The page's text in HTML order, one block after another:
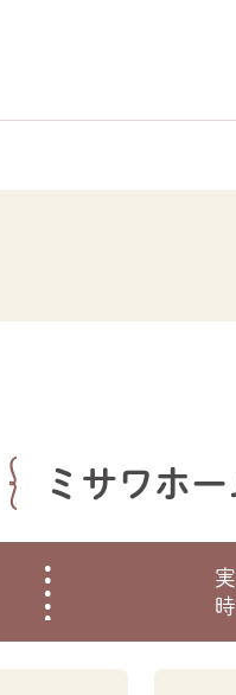
ミサワホ